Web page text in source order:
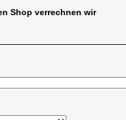
Shop verrechnen wir